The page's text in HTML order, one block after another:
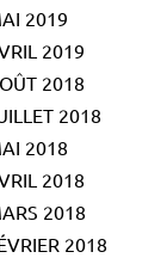
2019
2019
2018
2018
2018
2018
2018
2018